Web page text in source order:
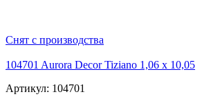
Снят с производства
104701 Aurora Decor Tiziano 1,06 х 10,05
Артикул: 104701